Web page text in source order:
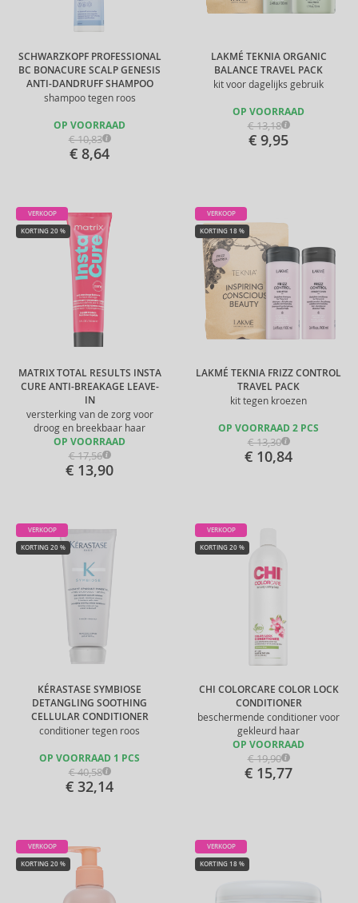
SCHWARZKOPF PROFESSIONAL
BC BONACURE SCALP GENESIS
ANTI-DANDRUFF SHAMPOO
shampoo tegen roos
OP VOORRAAD
€ 10,83
€ 8,64
LAKMÉ TEKNIA ORGANIC
BALANCE TRAVEL PACK
kit voor dagelijks gebruik
OP VOORRAAD
€ 13,18
€ 9,95
MATRIX TOTAL RESULTS INSTA
CURE ANTI-BREAKAGE LEAVE-
IN
versterking van de zorg voor
droog en breekbaar haar
VERKOOP
KORTING 20 %
OP VOORRAAD
€ 17,56
€ 13,90
LAKMÉ TEKNIA FRIZZ CONTROL
TRAVEL PACK
kit tegen kroezen
VERKOOP
KORTING 18 %
OP VOORRAAD 2 PCS
€ 13,30
€ 10,84
KÉRASTASE SYMBIOSE
DETANGLING SOOTHING
CELLULAR CONDITIONER
conditioner tegen roos
VERKOOP
KORTING 20 %
OP VOORRAAD 1 PCS
€ 40,58
€ 32,14
CHI COLORCARE COLOR LOCK
CONDITIONER
beschermende conditioner voor
gekleurd haar
VERKOOP
KORTING 20 %
OP VOORRAAD
€ 19,90
€ 15,77
VERKOOP
KORTING 20 %
VERKOOP
KORTING 18 %